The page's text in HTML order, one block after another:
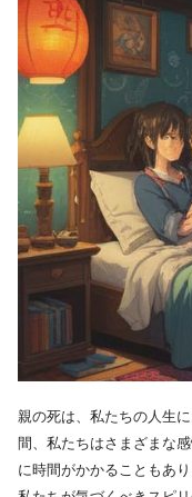
親の死は、私たちの人生
間、私たちはさまざまな
に時間がかかることもあ